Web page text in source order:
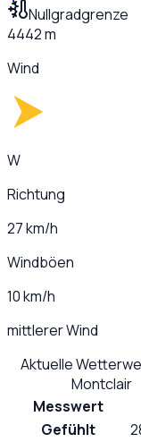
Nullgradgrenze
4442 m
Wind
W
Richtung
27 km/h
Windböen
10 km/h
mittlerer Wind
Aktuelle
Montclair
Messwert
Gefühlt